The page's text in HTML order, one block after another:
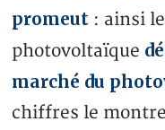
promeut : ainsi
photovoltaïque
marché du
chiffres le